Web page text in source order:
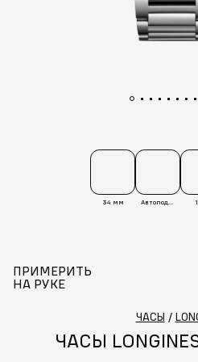
34 мм Автоподзавод
ПРИМЕРИТЬ
НА РУКЕ
ЧАСЫ /
ЧАСЫ